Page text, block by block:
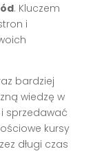
. Kluczem
i
bardziej
wiedzę w
sprzedawać
kursy
długi czas